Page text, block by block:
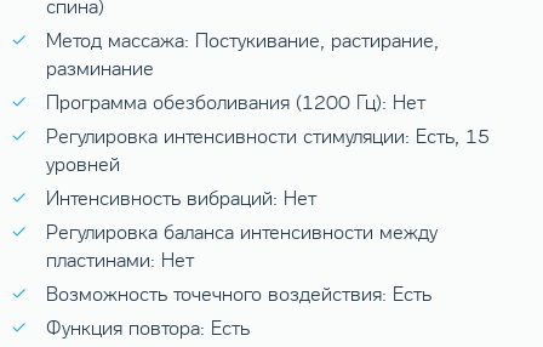
спина)
Метод массажа: Постукивание, растирание,
разминание
Программа обезболивания (1200 Гц): Нет
Регулировка интенсивности стимуляции: Есть, 15
уровней
Интенсивность вибраций: Нет
Регулировка баланса интенсивности между
пластинами: Нет
Возможность точечного воздействия: Есть
Функция повтора: Есть